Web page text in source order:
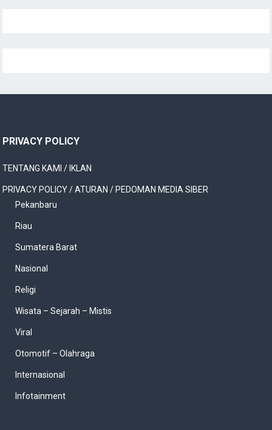
PRIVACY POLICY
TENTANG KAMI / IKLAN
PRIVACY POLICY / ATURAN / PEDOMAN MEDIA SIBER
Pekanbaru
Riau
Sumatera Barat
Nasional
Religi
Wisata – Sejarah – Mistis
Viral
Otomotif – Olahraga
Internasional
Infotainment